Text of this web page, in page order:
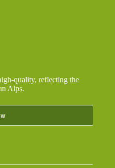
quality, reflecting the
Alps.